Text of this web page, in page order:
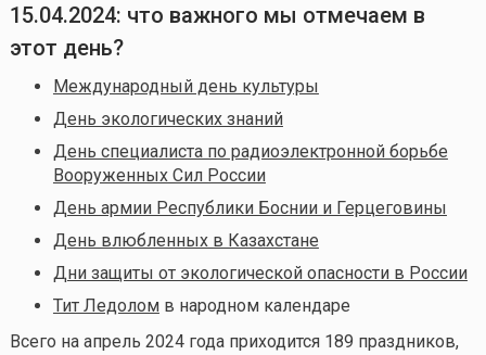
15.04.2024: что важного мы отмечаем в
этот день?
Международный день культуры
День экологических знаний
День специалиста по радиоэлектронной борьбе
Вооруженных Сил России
День армии Республики Боснии и Герцеговины
День влюбленных в Казахстане
Дни защиты от экологической опасности в России
Тит Ледоломв народном календаре
Всего на апрель 2024 года приходится 189 праздников,